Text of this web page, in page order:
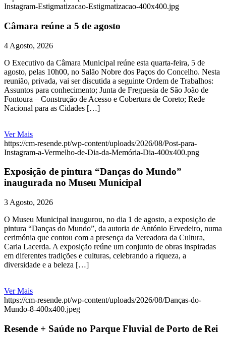
Instagram-Estigmatizacao-Estigmatizacao-400x400.jpg
Câmara reúne a 5 de agosto
4 Agosto, 2026
O Executivo da Câmara Municipal reúne esta quarta-feira, 5 de
agosto, pelas 10h00, no Salão Nobre dos Paços do Concelho. Nesta
reunião, privada, vai ser discutida a seguinte Ordem de Trabalhos:
Assuntos para conhecimento; Junta de Freguesia de São João de
Fontoura – Construção de Acesso e Cobertura de Coreto; Rede
Nacional para as Cidades […]
Ver Mais
https://cm-resende.pt/wp-content/uploads/2026/08/Post-para-
Instagram-a-Vermelho-de-Dia-da-Memória-Dia-400x400.png
Exposição de pintura “Danças do Mundo”
inaugurada no Museu Municipal
3 Agosto, 2026
O Museu Municipal inaugurou, no dia 1 de agosto, a exposição de
pintura “Danças do Mundo”, da autoria de António Ervedeiro, numa
cerimónia que contou com a presença da Vereadora da Cultura,
Carla Lacerda. A exposição reúne um conjunto de obras inspiradas
em diferentes tradições e culturas, celebrando a riqueza, a
diversidade e a beleza […]
Ver Mais
https://cm-resende.pt/wp-content/uploads/2026/08/Danças-do-
Mundo-8-400x400.jpeg
Resende + Saúde no Parque Fluvial de Porto de Rei